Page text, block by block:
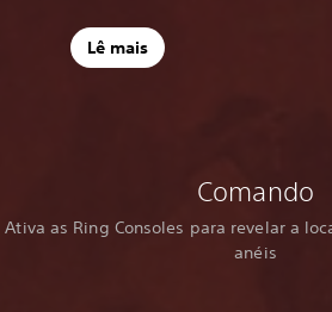
Lê mais
Comando
Ativa as Ring Consoles para revelar a
anéis